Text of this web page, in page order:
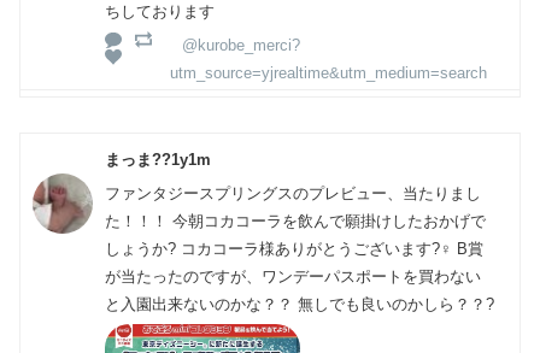
ちしております
@kurobe_merci?
utm_source=yjrealtime&utm_medium=search
まっま??1y1m
ファンタジースプリングスのプレビュー、当たりまし
た！！！ 今朝コカコーラを飲んで願掛けしたおかげで
しょうか? コカコーラ様ありがとうございます?‍♀️ B賞
が当たったのですが、ワンデーパスポートを買わない
と入園出来ないのかな？？ 無しでも良いのかしら？？?